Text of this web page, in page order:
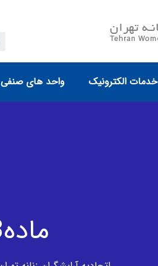
خدمات الکترونیک واحد های صنفی
ماده13